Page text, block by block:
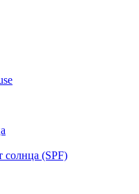
солнца (SPF)